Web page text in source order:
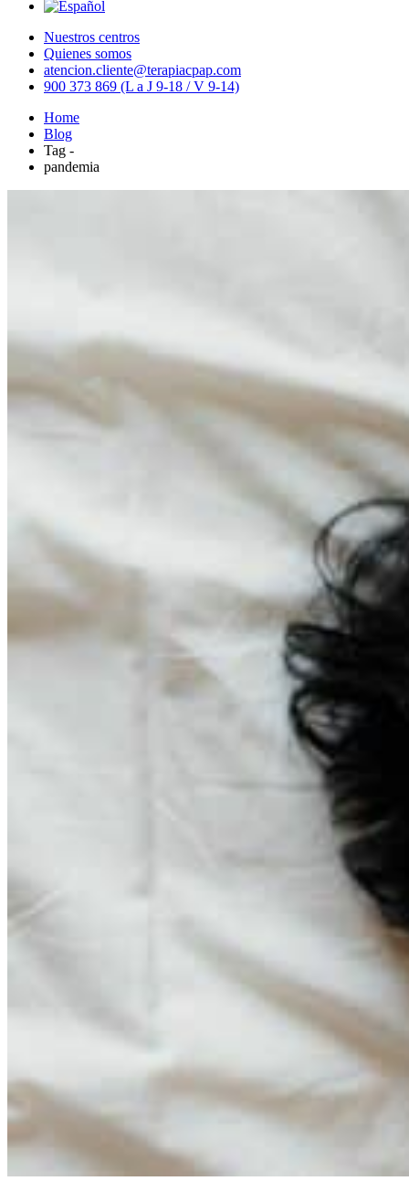
Nuestros centros
Quienes somos
atencion.cliente@terapiacpap.com
900 373 869 (L a J 9-18 / V 9-14)
Home
Blog
Tag -
pandemia